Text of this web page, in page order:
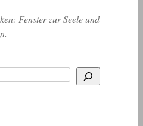
Fenster zur Seele und